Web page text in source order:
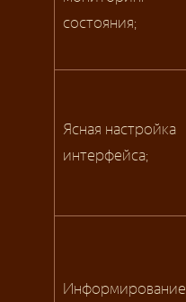
состояния;
Ясная настройка
интерфейса;
Информирование